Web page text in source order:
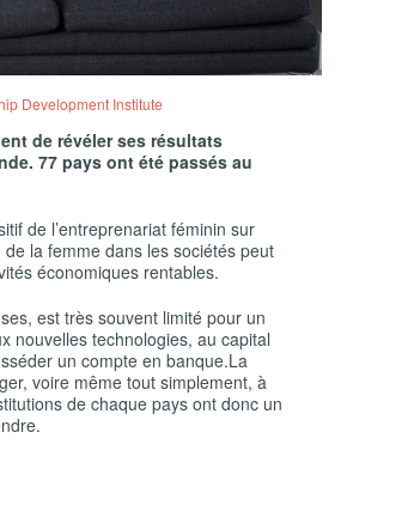
Development Institute
de révéler ses résultats
77 pays ont été passés au
de l’entreprenariat féminin sur
de la femme dans les sociétés peut
économiques rentables.
est très souvent limité pour un
nouvelles technologies, au capital
un compte en banque.La
voire même tout simplement, à
de chaque pays ont donc un